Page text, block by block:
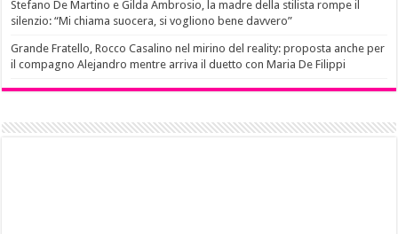
Stefano De Martino e Gilda Ambrosio, la madre della stilista rompe il
silenzio: “Mi chiama suocera, si vogliono bene davvero”
Grande Fratello, Rocco Casalino nel mirino del reality: proposta anche per
il compagno Alejandro mentre arriva il duetto con Maria De Filippi